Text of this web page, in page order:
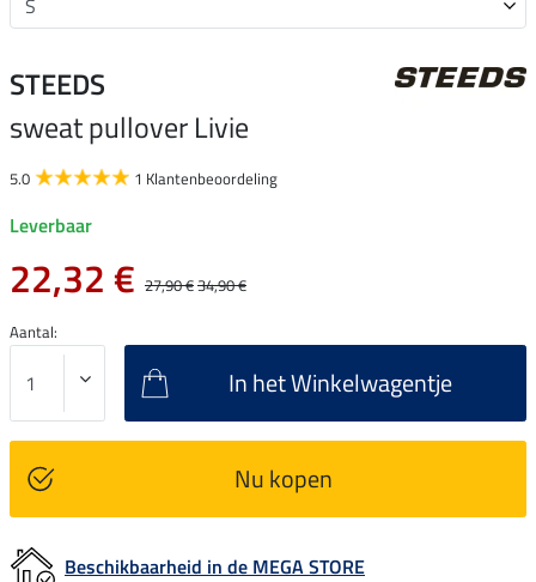
STEEDS
sweat pullover Livie
5.0 1 Klantenbeoordeling
Leverbaar
22,32 € 27,90 €34,90 €
Aantal:
In het Winkelwagentje
Nu kopen
Beschikbaarheid in de MEGA STORE